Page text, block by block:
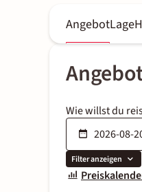
AngebotLage
Wie willst du
Filter anzeigen